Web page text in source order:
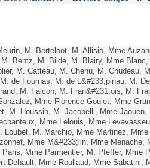
M. Berteloot, M. Allisio, Mme
M. Bentz, M. Bilde, M. Blairy, Mme
M. Catteau, M. Chenu, M. Chudeau,
de Fournas, M. de L&#233;pinau, M.
M. Falcon, M. Fran&#231;ois, M.
Mme Florence Goulet, Mme
M. Houssin, M. Jacobelli, Mme
Mme Lelouis, Mme
Loubet, M. Marchio, Mme Martinez,
Mme M&#233;lin, Mme Menache,
Mme Parmentier, M. Pfeffer, Mme
Dehault, Mme Roullaud, Mme